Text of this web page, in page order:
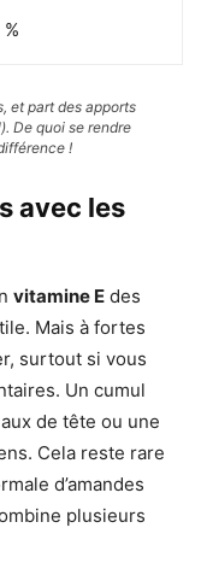
et part des apports
De quoi se rendre
!
avec les
vitamine E des
Mais à fortes
surtout si vous
Un cumul
de tête ou une
Cela reste rare
d’amandes
plusieurs